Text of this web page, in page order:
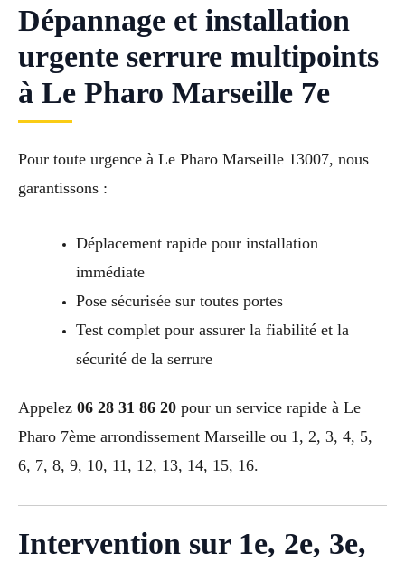
Dépannage et installation
urgente serrure multipoints
à Le Pharo Marseille 7e
Pour toute urgence à Le Pharo Marseille 13007, nous
garantissons :
Déplacement rapide pour installation
immédiate
Pose sécurisée sur toutes portes
Test complet pour assurer la fiabilité et la
sécurité de la serrure
Appelez 06 28 31 86 20 pour un service rapide à Le
Pharo 7ème arrondissement Marseille ou 1, 2, 3, 4, 5,
6, 7, 8, 9, 10, 11, 12, 13, 14, 15, 16.
Intervention sur 1e, 2e, 3e,